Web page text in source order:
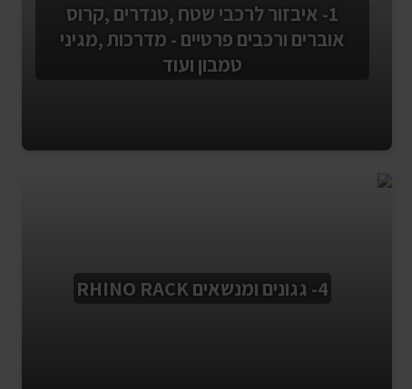
1- איבזור לרכבי שטח ,טנדרים ,קרוס
אוברים ורכבים פרטיים - מדרכות ,מגיני
טמבון ועוד
4- גגונים ומנשאים RHINO RACK